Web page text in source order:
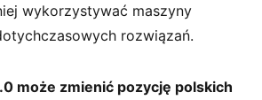
wykorzystywać maszyny
rozwiązań.
może zmienić pozycję polskich